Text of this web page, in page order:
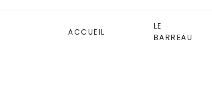
ACCUEIL
LE
BARREAU